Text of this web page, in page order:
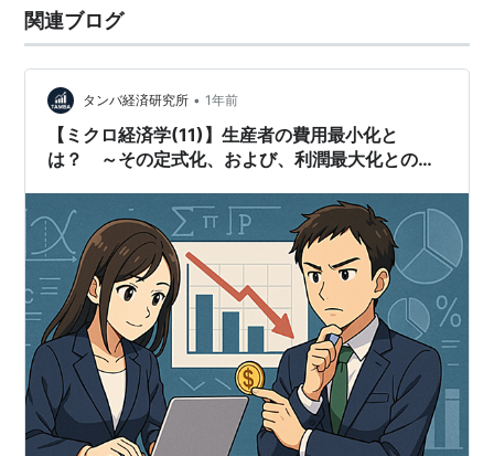
関連ブログ
タンバ経済研究所 • 1年前
【ミクロ経済学(11)】生産者の費用最小化と
は？ ～その定式化、および、利潤最大化との関